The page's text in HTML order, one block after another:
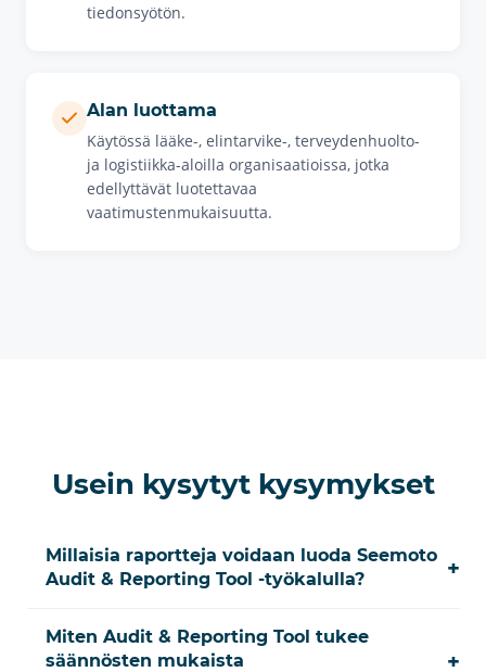
tiedonsyötön.
Alan luottama
Käytössä lääke-, elintarvike-, terveydenhuolto-
ja logistiikka-aloilla organisaatioissa, jotka
edellyttävät luotettavaa
vaatimustenmukaisuutta.
Usein kysytyt kysymykset
Millaisia raportteja voidaan luoda Seemoto
Audit & Reporting Tool -työkalulla?
+
Miten Audit & Reporting Tool tukee
säännösten mukaista
+